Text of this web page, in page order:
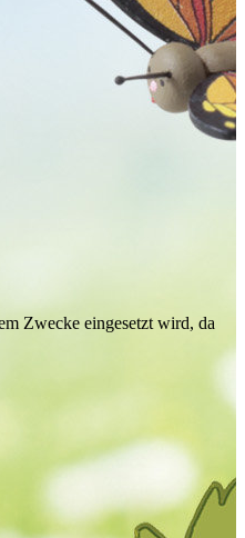
Zwecke eingesetzt wird, da